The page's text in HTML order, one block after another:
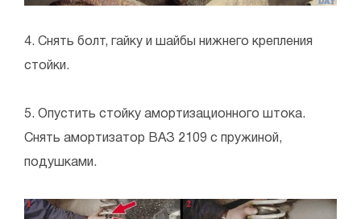
4. Снять болт, гайку и шайбы нижнего крепления
стойки.
5. Опустить стойку амортизационного штока.
Снять амортизатор ВАЗ 2109 с пружиной,
подушками.